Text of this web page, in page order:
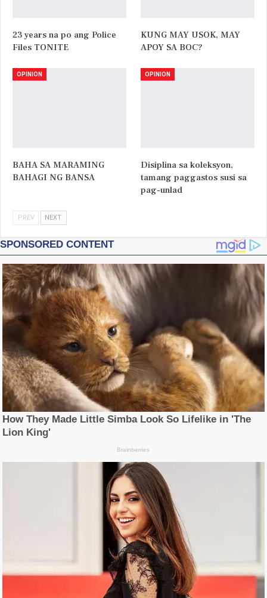
23 years na po ang Police
Files TONITE
KUNG MAY USOK, MAY
APOY SA BOC?
OPINION
BAHA SA MARAMING
BAHAGI NG BANSA
OPINION
Disiplina sa koleksyon,
tamang paggastos susi sa
pag-unlad
PREV NEXT